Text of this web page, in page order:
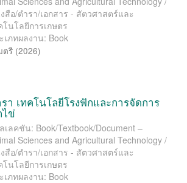
สือ/ตำรา/เอกสาร - สัตวศาสตร์และ
โนโลยีการเกษตร
เภทผลงาน: Book
ตรี (2026)
า เทคโนโลยีโรงฟักและการจัดการ
ข่
เลคชัน: Book/Textbook/Document –
Sciences and Agricultural Technology /
สือ/ตำรา/เอกสาร - สัตวศาสตร์และ
โนโลยีการเกษตร
เภทผลงาน: Book